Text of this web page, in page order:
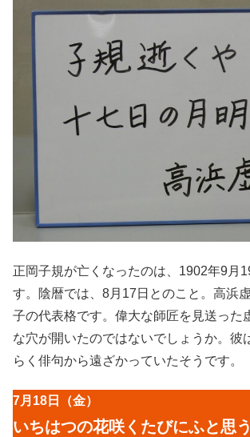
正岡子規が亡くなったのは、1902年9月
す。陰暦では、8月17日とのこと。高浜
子の代表格です。偉大な師匠を見送った
な穴が開いたのではないでしょうか。彼
らく俳句から遠ざかっていたそうです。
7月18日（金）
いちはつの花咲くたびにふと思